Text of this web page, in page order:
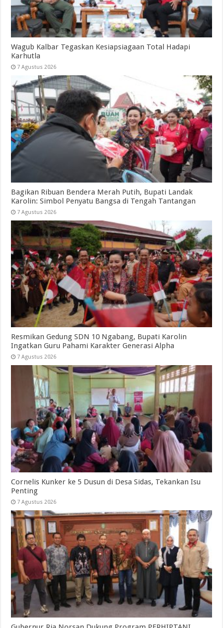
Wagub Kalbar Tegaskan Kesiapsiagaan Total Hadapi
Karhutla
7 Agustus 2026
Bagikan Ribuan Bendera Merah Putih, Bupati Landak
Karolin: Simbol Penyatu Bangsa di Tengah Tantangan
7 Agustus 2026
Resmikan Gedung SDN 10 Ngabang, Bupati Karolin
Ingatkan Guru Pahami Karakter Generasi Alpha
7 Agustus 2026
Cornelis Kunker ke 5 Dusun di Desa Sidas, Tekankan Isu
Penting
7 Agustus 2026